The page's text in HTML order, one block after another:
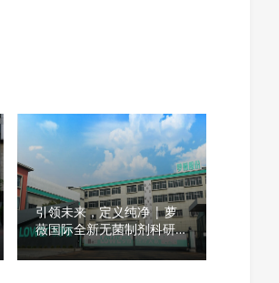
引领未来，定义纯净 | 萝
薇国际全新无菌制剂科研中
心正式启幕，构建大健康产
业新基石